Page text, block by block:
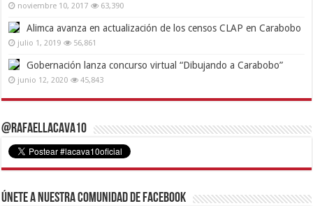
noviembre 10, 2017 63,390
Alimca avanza en actualización de los censos CLAP en Carabobo
julio 1, 2019 56,861
Gobernación lanza concurso virtual “Dibujando a Carabobo”
junio 12, 2020 45,843
@RafaelLacava10
Únete a nuestra comunidad de Facebook